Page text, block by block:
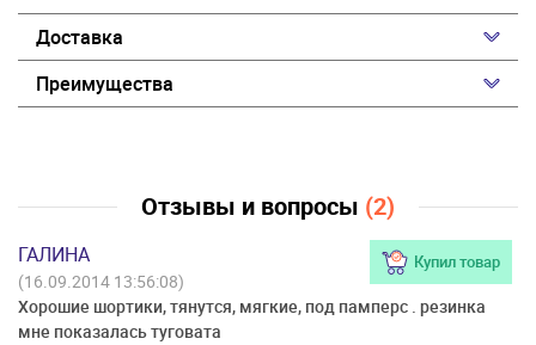
Доставка
Преимущества
Отзывы и вопросы (2)
ГАЛИНА Купил товар
(16.09.2014 13:56:08)
Хорошие шортики, тянутся, мягкие, под памперс . резинка
мне показалась туговата